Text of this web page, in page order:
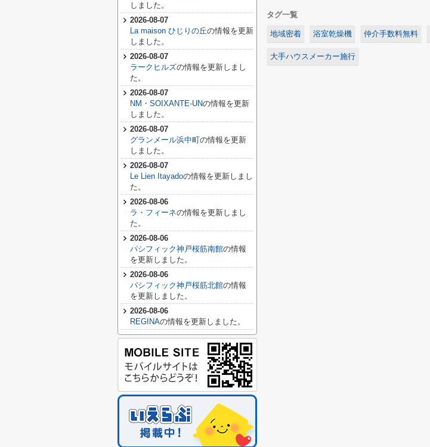
タグ一覧
地域密着 浴室乾燥機 仲介手数料無料
大手ハウスメーカー施行
しました。
2026-08-07
La maison ひじりの丘の情報を更新
しました。
2026-08-07
ラークヒルズの情報を更新しまし
た。
2026-08-07
NM・SOIXANTE-UNの情報を更新
しました。
2026-08-07
グランメール浜中町の情報を更新
しました。
2026-08-07
Le Lien Itayadoの情報を更新しまし
た。
2026-08-06
ラ・フィーネの情報を更新しまし
た。
2026-08-06
パシフィック神戸桜筋南館の情報
を更新しました。
2026-08-06
パシフィック神戸桜筋北館の情報
を更新しました。
2026-08-06
REGINAの情報を更新しました。